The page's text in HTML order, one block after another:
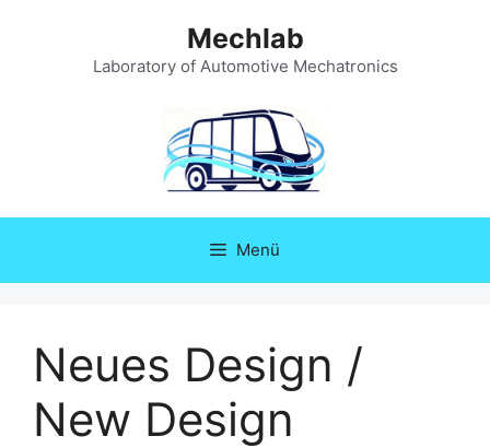
Mechlab
Laboratory of Automotive Mechatronics
Menü
Neues Design /
New Design